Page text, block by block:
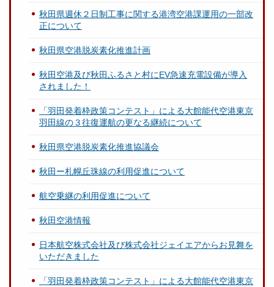
秋田県週休２日制工事に関する港湾空港課運用の一部改
正について
秋田県空港脱炭素化推進計画
秋田空港及び秋田ふるさと村にEV急速充電設備が導入
されました！
「羽田発着枠政策コンテスト」による大館能代空港東京
羽田線の３往復運航の更なる継続について
秋田県空港脱炭素化推進協議会
秋田ー札幌丘珠線の利用促進について
航空乗継の利用促進について
秋田空港情報
日本航空株式会社及び株式会社ジェイエアからお見舞を
いただきました
「羽田発着枠政策コンテスト」による大館能代空港東京